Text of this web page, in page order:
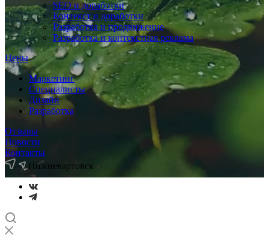
SEO и доработки
Контекст и доработки
Разработка и продвижение
Разработка и контекстная реклама
Цены
Маркетинг
Специалисты
Дизайн
Разработка
Отзывы
Новости
Контакты
Нижневартовск